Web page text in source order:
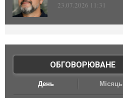
23.07.2026 11:31
ОБГОВОРЮВАНЕ|
День Місяць